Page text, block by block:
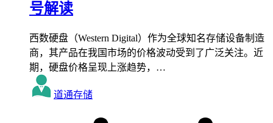
号解读
西数硬盘（Western Digital）作为全球知名存储设备制造
商，其产品在我国市场的价格波动受到了广泛关注。近
期，硬盘价格呈现上涨趋势，…
道通存储